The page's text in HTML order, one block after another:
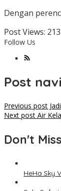
Dengan
Post Views: 213
Follow Us
Post
Previous post
Next post Air
Don't Miss
HeHa Sky